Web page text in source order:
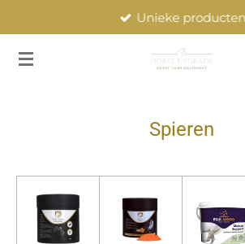
naar
Unieke producten
Spieren